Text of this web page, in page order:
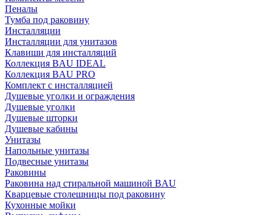
Пеналы
Тумба под раковину
Инсталляции
Инсталляции для унитазов
Клавиши для инсталляций
Коллекция BAU IDEAL
Коллекция BAU PRO
Комплект с инсталляцией
Душевые уголки и ограждения
Душевые уголки
Душевые шторки
Душевые кабины
Унитазы
Напольные унитазы
Подвесные унитазы
Раковины
Раковина над стиральной машиной BAU
Кварцевые столешницы под раковину
Кухонные мойки